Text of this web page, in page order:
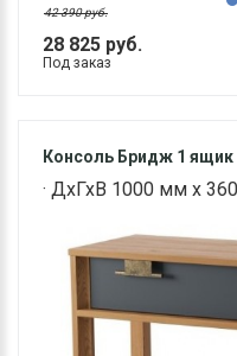
28 825 руб.
42 390 руб.
Под заказ
Консоль Бридж 1 ящик
· ДхГхВ 1000 мм х